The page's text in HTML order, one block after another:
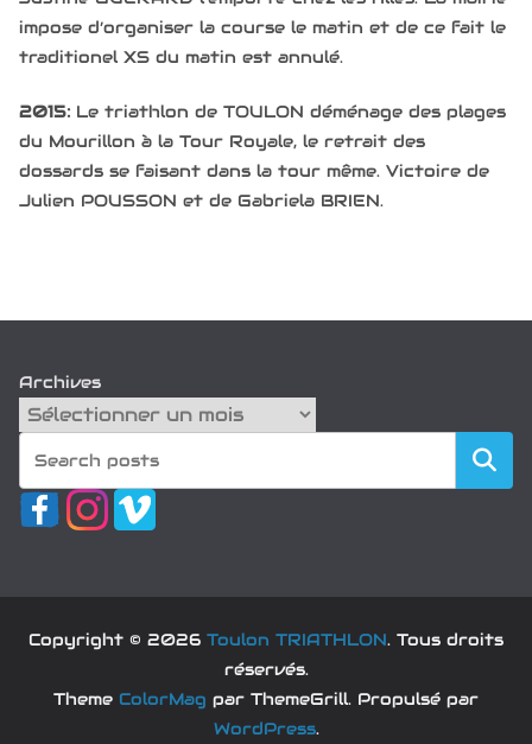
impose d’organiser la course le matin et de ce fait le
traditionel XS du matin est annulé.
2015: Le triathlon de TOULON déménage des plages
du Mourillon à la Tour Royale, le retrait des
dossards se faisant dans la tour même. Victoire de
Julien POUSSON et de Gabriela BRIEN.
Archives
Copyright © 2026 Toulon TRIATHLON. Tous droits
réservés.
Theme ColorMag par ThemeGrill. Propulsé par
WordPress.